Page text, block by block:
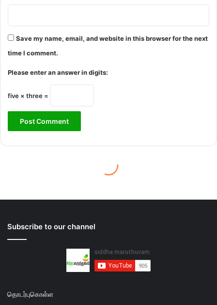
Subscribe to our channel
தொடர்புகொள்ள